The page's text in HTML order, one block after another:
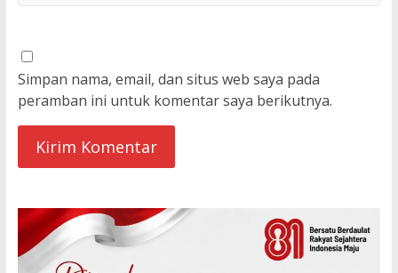
Simpan nama, email, dan situs web saya pada
peramban ini untuk komentar saya berikutnya.